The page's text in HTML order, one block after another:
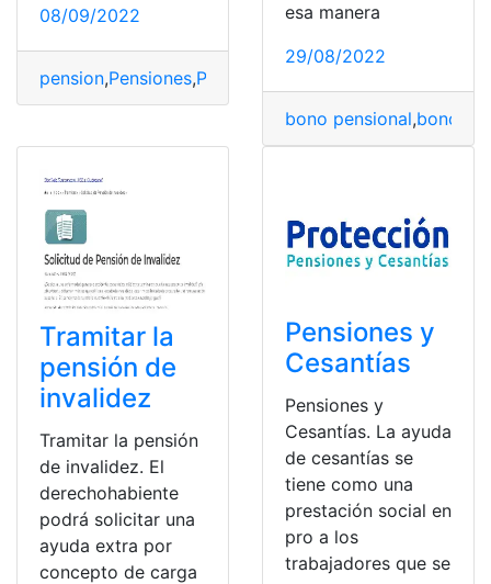
08/09/2022
pension,Pensiones,Pensionista
esa manera
29/08/2022
bono pensional,bonos y
Tramitar la
pensión de
invalidez
Tramitar la pensión
de invalidez. El
derechohabiente
podrá solicitar una
ayuda extra por
concepto de carga
Pensiones y
Cesantías
Pensiones y
Cesantías. La ayuda
de cesantías se
tiene como una
prestación social en
pro a los
trabajadores que se